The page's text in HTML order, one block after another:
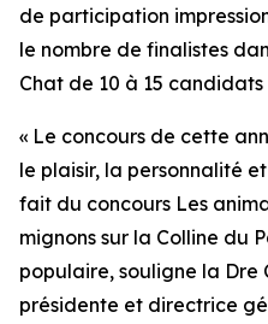
de participation
le nombre de finalistes
Chat de 10 à 15
« Le concours de cette
le plaisir, la personnalité
fait du concours Les
mignons sur la Colline du
populaire, souligne la Dre
présidente et directrice